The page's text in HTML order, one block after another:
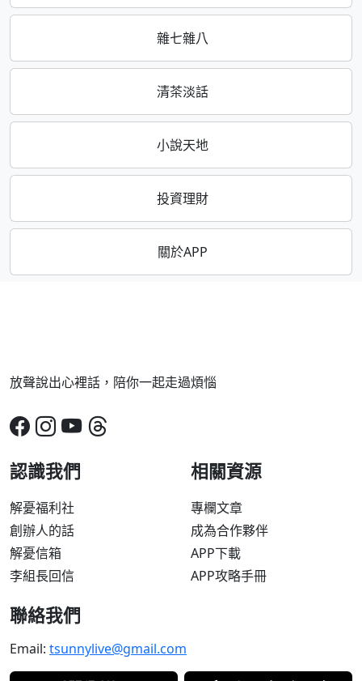
雜七雜八
清茶淡話
小說天地
投資理財
關於APP
放聲說出心裡話，陪你一起走過煩惱
認識我們
解憂福利社
創辦人的話
解憂信箱
李組長回信
相關資源
專欄文章
成為合作夥伴
APP下載
APP攻略手冊
聯絡我們
Email: tsunnylive@gmail.com